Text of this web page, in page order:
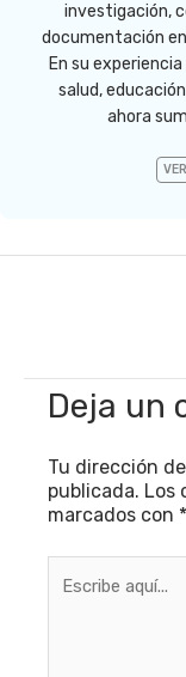
investigación,
documentación
En su
salud,
ahora
Deja un
Tu dirección
publicada. Los
marcados con *
aquí...